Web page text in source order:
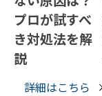
プロが試すべ
き対処法を解
説
詳細はこちら